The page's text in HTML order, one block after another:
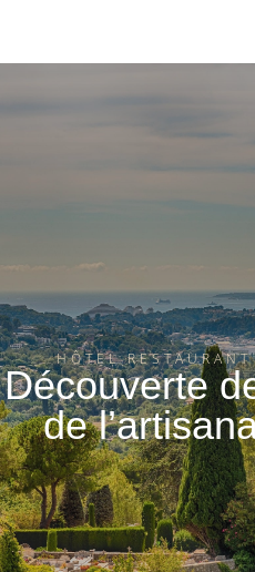
HÔTEL
Découverte
de